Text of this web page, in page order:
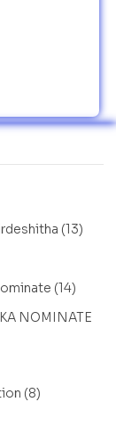
(13)
(14)
NOMINATE
(8)